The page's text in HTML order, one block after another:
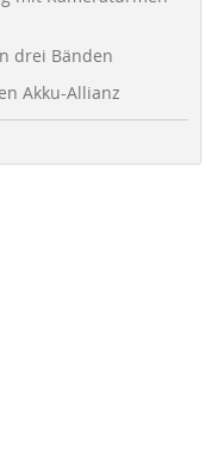
drei Bänden
Akku-Allianz